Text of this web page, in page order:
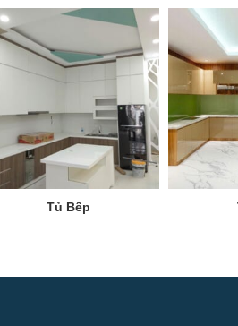
Tủ Bếp